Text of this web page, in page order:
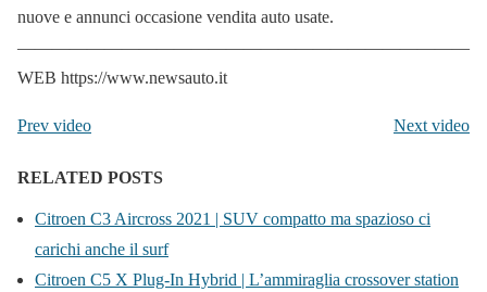
nuove e annunci occasione vendita auto usate.
——————————————————————————
WEB https://www.newsauto.it
Prev video Next video
RELATED POSTS
Citroen C3 Aircross 2021 | SUV compatto ma spazioso ci
carichi anche il surf
Citroen C5 X Plug-In Hybrid | L’ammiraglia crossover station